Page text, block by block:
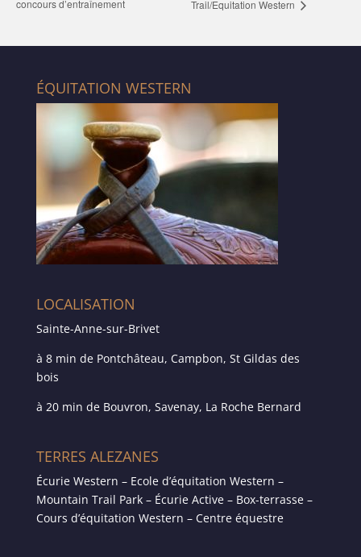
concours d’entraînement
Trail/Equitation Western
ÉQUITATION WESTERN
LOCALISATION
Sainte-Anne-sur-Brivet
à 8 min de Pontchâteau, Campbon, St Gildas des
bois
à 20 min de Bouvron, Savenay, La Roche Bernard
TERRES ALEZANES
Écurie Western – Ecole d’équitation Western –
Mountain Trail Park – Écurie Active – Box-terrasse –
Cours d’équitation Western – Centre équestre